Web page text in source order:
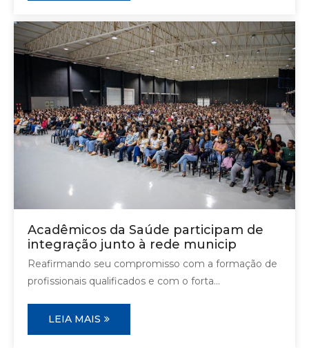
Acadêmicos da Saúde participam de
integração junto à rede municip
Reafirmando seu compromisso com a formação de
profissionais qualificados e com o forta...
LEIA MAIS